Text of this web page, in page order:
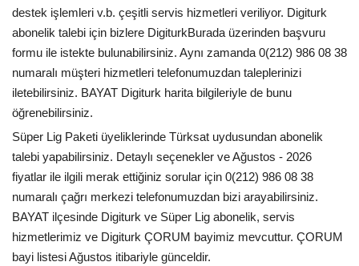
destek işlemleri v.b. çeşitli servis hizmetleri veriliyor. Digiturk
abonelik talebi için bizlere DigiturkBurada üzerinden başvuru
formu ile istekte bulunabilirsiniz. Aynı zamanda 0(212) 986 08 38
numaralı müşteri hizmetleri telefonumuzdan taleplerinizi
iletebilirsiniz. BAYAT Digiturk harita bilgileriyle de bunu
öğrenebilirsiniz.
Süper Lig Paketi üyeliklerinde Türksat uydusundan abonelik
talebi yapabilirsiniz. Detaylı seçenekler ve Ağustos - 2026
fiyatlar ile ilgili merak ettiğiniz sorular için 0(212) 986 08 38
numaralı çağrı merkezi telefonumuzdan bizi arayabilirsiniz.
BAYAT ilçesinde Digiturk ve Süper Lig abonelik, servis
hizmetlerimiz ve Digiturk ÇORUM bayimiz mevcuttur. ÇORUM
bayi listesi Ağustos itibariyle günceldir.